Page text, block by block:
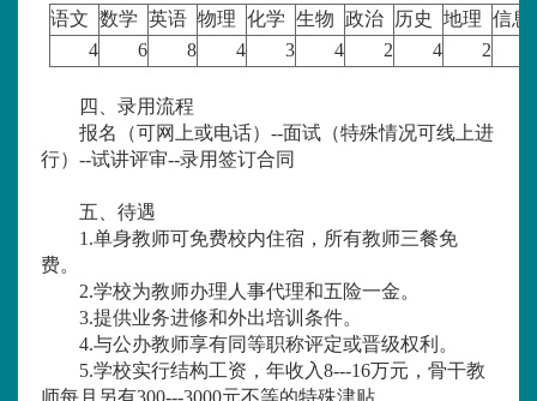
语文 数学 英语 物理 化学 生物 政治 历史 地理 信息
4
6 8 4 3 4 2 4 2
四、录用流程
报名（可网上或电话）--面试（特殊情况可线上进
行）--试讲评审--录用签订合同
五、待遇
1.单身教师可免费校内住宿，所有教师三餐免
费。
2.学校为教师办理人事代理和五险一金。
3.提供业务进修和外出培训条件。
4.与公办教师享有同等职称评定或晋级权利。
5.学校实行结构工资，年收入8---16万元，骨干教